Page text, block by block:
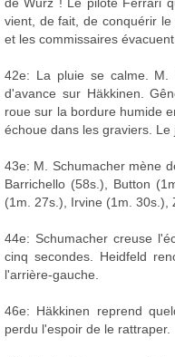
de Wurz ! Le pilote Ferrari
vient, de fait, de conquérir
et les commissaires
42e: La pluie se calme. M.
d'avance sur Häkkinen.
roue sur la bordure humide
échoue dans les graviers.
43e: M. Schumacher mène
Barrichello (58s.), Button
(1m. 27s.), Irvine (1m. 30s.),
44e: Schumacher creuse
cinq secondes. Heidfeld
l'arrière-gauche.
46e: Häkkinen reprend
perdu l'espoir de le rattraper.